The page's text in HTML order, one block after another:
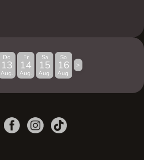
Do
13
Aug.
Fr
14
Aug.
Sa
15
Aug.
So
16
Aug.
>